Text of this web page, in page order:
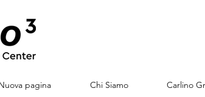
pagina Chi Siamo Carlino